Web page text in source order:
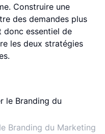
Construire une
des demandes plus
donc essentiel de
les deux stratégies
Branding du Marketing